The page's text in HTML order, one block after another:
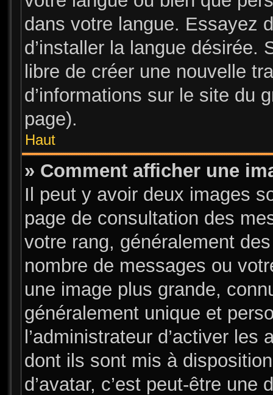
dans votre langue. Essayez
d’installer la langue désirée.
libre de créer une nouvelle
d’informations sur le site du
page).
Haut
» Comment afficher une
Il peut y avoir deux images
page de consultation des
votre rang, généralement
nombre de messages ou
une image plus grande,
généralement unique et
l’administrateur d’activer
dont ils sont mis à
d’avatar, c’est peut-être une